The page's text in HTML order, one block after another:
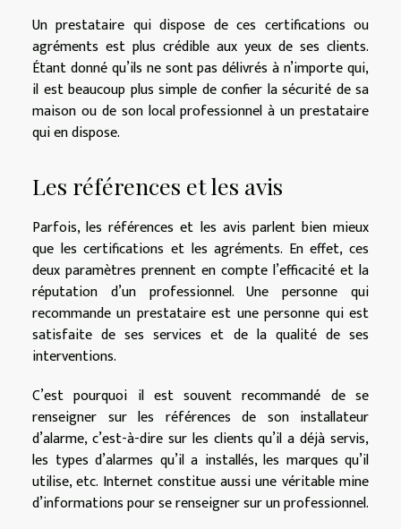
Un prestataire qui dispose de ces certifications ou
agréments est plus crédible aux yeux de ses clients.
Étant donné qu’ils ne sont pas délivrés à n’importe qui,
il est beaucoup plus simple de confier la sécurité de sa
maison ou de son local professionnel à un prestataire
qui en dispose.
Les références et les avis
Parfois, les références et les avis parlent bien mieux
que les certifications et les agréments. En effet, ces
deux paramètres prennent en compte l’efficacité et la
réputation d’un professionnel. Une personne qui
recommande un prestataire est une personne qui est
satisfaite de ses services et de la qualité de ses
interventions.
C’est pourquoi il est souvent recommandé de se
renseigner sur les références de son installateur
d’alarme, c’est-à-dire sur les clients qu’il a déjà servis,
les types d’alarmes qu’il a installés, les marques qu’il
utilise, etc. Internet constitue aussi une véritable mine
d’informations pour se renseigner sur un professionnel.